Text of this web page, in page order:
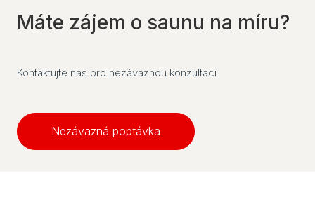
Máte zájem o saunu na míru?
Kontaktujte nás pro nezávaznou konzultaci
Nezávazná poptávka